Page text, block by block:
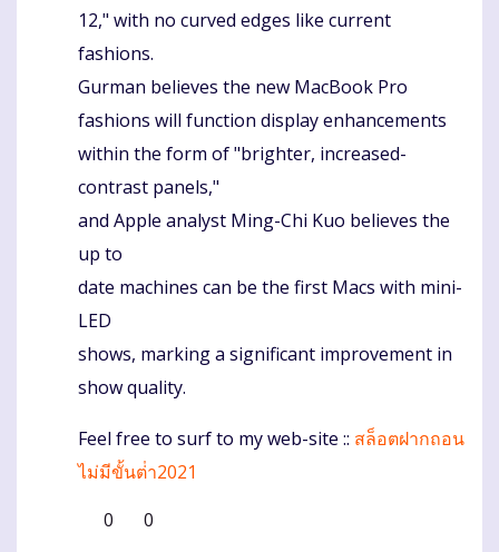
12," with no curved edges like current
fashions.
Gurman believes the new MacBook Pro
fashions will function display enhancements
within the form of "brighter, increased-
contrast panels,"
and Apple analyst Ming-Chi Kuo believes the
up to
date machines can be the first Macs with mini-
LED
shows, marking a significant improvement in
show quality.
Feel free to surf to my web-site :: สล็อตฝากถอน
ไม่มีขั้นต่ํา2021
0
0